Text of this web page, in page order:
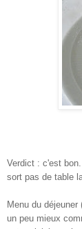
Verdict : c'est
sort pas de table
Menu du
un peu mieux